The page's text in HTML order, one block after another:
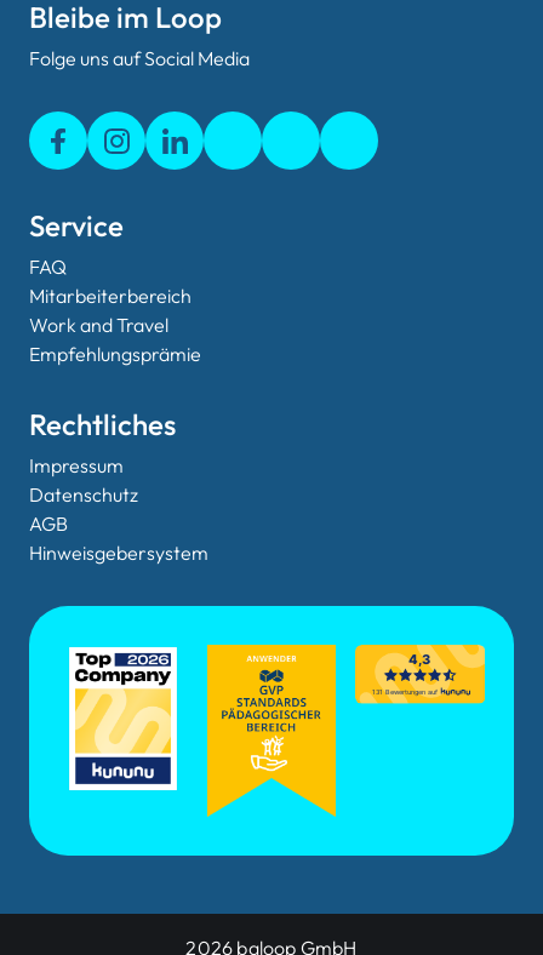
Bleibe im Loop
Folge uns auf Social Media
Service
FAQ
Mitarbeiterbereich
Work and Travel
Empfehlungsprämie
Rechtliches
Impressum
Datenschutz
AGB
Hinweisgebersystem
2026 baloop GmbH